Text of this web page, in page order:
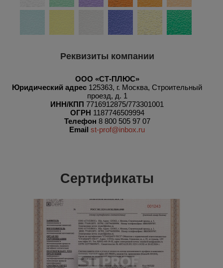
Реквизиты компании
ООО «СТ-ПЛЮС»
Юридический адрес 125363, г. Москва, Строительный
проезд, д. 1
ИНН/КПП 7716912875/773301001
ОГРН 1187746509994
Телефон 8 800 505 97 07
Email st-prof@inbox.ru
Сертификаты